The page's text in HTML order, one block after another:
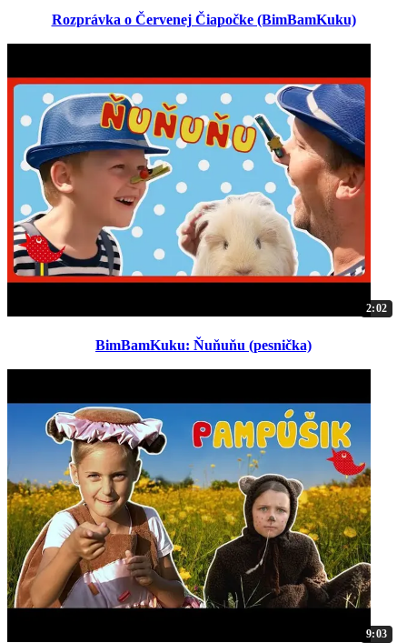
Rozprávka o Červenej Čiapočke (BimBamKuku)
2:02
BimBamKuku: Ňuňuňu (pesnička)
9:03